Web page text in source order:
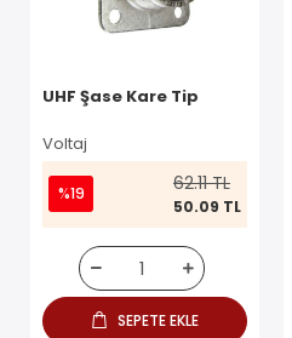
UHF Şase Kare Tip
Voltaj
%19 62.11 TL
50.09 TL
SEPETE EKLE